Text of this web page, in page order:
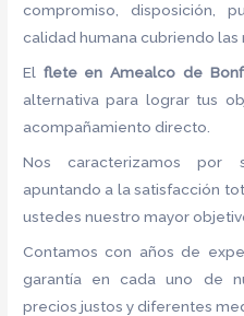
compromiso, disposición,
calidad humana cubriendo las
El flete en Amealco de
alternativa para lograr tus
acompañamiento directo.
Nos caracterizamos por
apuntando a la satisfacción
ustedes nuestro mayor
Contamos con años de
garantía en cada uno de
precios justos y diferentes